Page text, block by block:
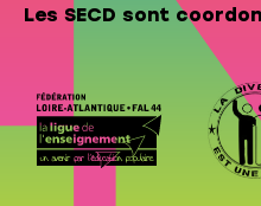
Les SECD sont